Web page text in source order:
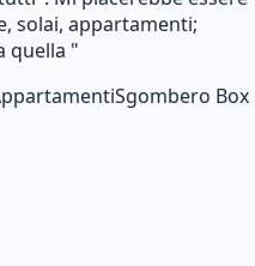
solai, appartamenti;
quella "
Sgombero Box